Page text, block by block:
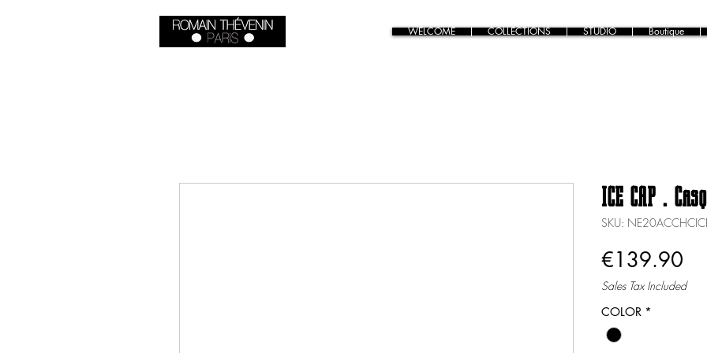
WELCOME COLLECTIONS STUDIO Boutique
ICE CAP .
SKU:
€139.90
Sales Tax Included
COLOR *